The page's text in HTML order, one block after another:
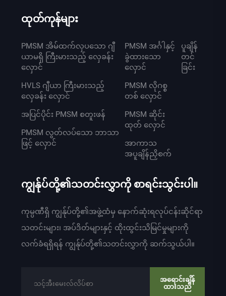
ထုတ်ကုန်များ
PMSM အိမ်ထက်လှပသော ဂျီ
ယာမရှိ ကြီးမားသည့် လှေခန်း
လှောင်
HVLS ဂျီယာ ကြီးမားသည့်
လှေခန်း လှောင်
အပြင်ပိုင်း PMSM စတူးဖန်
PMSM လွတ်လပ်သော ဘာသာ
ဖြင့် လှောင်
PMSM အင်္ဂါနှင့်
ခွဲထားသော
လှောင်
PMSM လိုဂစ္စ
တစ် လှောင်
PMSM ဆိုင်း
ထုတ် လှောင်
အာကာသ
အပူချိန်ညှိစက်
ပူချိန်
တင်
ခြင်း
ကျွန်ုပ်တို့၏သတင်းလွှာကို စာရင်းသွင်းပါ။
ကုမ္ပဏီရှိ ကျွန်ုပ်တို့၏အဖွဲ့ထံမှ နောက်ဆုံးရလုပ်ငန်းဆိုင်ရာ
သတင်းများ၊ အပ်ဒိတ်များနှင့် ထိုးထွင်းသိမြင်မှုများကို
လက်ခံရရှိရန် ကျွန်ုပ်တို့၏သတင်းလွှာကို ဆက်သွယ်ပါ။
အရောင်းချိန်
ထားသည်